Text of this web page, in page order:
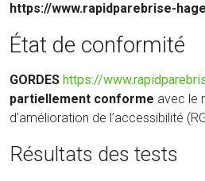
https://www.rapidparebrise-
État de conformité
GORDES https://
partiellement conforme avec le
d’amélioration de l’accessibilité
Résultats des tests